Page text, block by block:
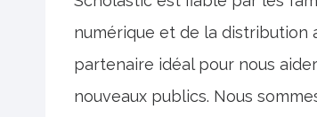
numérique et de la distribution
partenaire idéal pour nous
nouveaux publics. Nous